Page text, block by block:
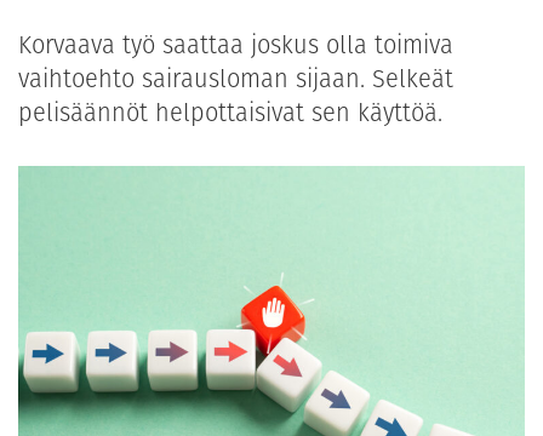
Korvaava työ saattaa joskus olla toimiva
vaihtoehto sairausloman sijaan. Selkeät
pelisäännöt helpottaisivat sen käyttöä.